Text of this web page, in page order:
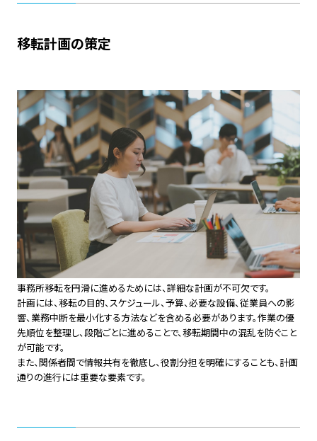
移転計画の策定
事務所移転を円滑に進めるためには、詳細な計画が不可欠です。
計画には、移転の目的、スケジュール、予算、必要な設備、従業員への影
響、業務中断を最小化する方法などを含める必要があります。作業の優
先順位を整理し、段階ごとに進めることで、移転期間中の混乱を防ぐこと
が可能です。
また、関係者間で情報共有を徹底し、役割分担を明確にすることも、計画
通りの進行には重要な要素です。